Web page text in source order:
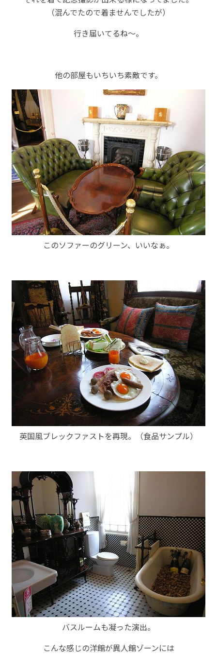
（混んでたので着ませんでしたが）
行き届いてるね～。
他の部屋もいちいち素敵です。
このソファーのグリーン、いいなぁ。
英国風ブレックファストを再現。（食品サンプル）
バスルームも凝った演出。
こんな感じの洋館が異人館ゾーンには